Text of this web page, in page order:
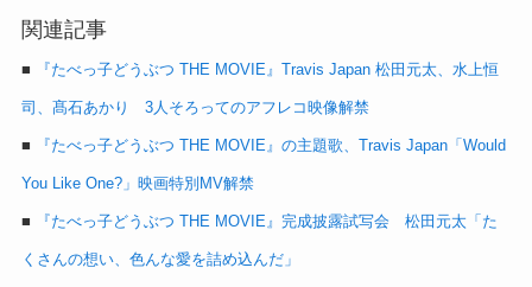
関連記事
■ 『たべっ子どうぶつ THE MOVIE』Travis Japan 松田元太、水上恒
司、髙石あかり 3人そろってのアフレコ映像解禁
■ 『たべっ子どうぶつ THE MOVIE』の主題歌、Travis Japan「Would
You Like One?」映画特別MV解禁
■ 『たべっ子どうぶつ THE MOVIE』完成披露試写会 松田元太「た
くさんの想い、色んな愛を詰め込んだ」